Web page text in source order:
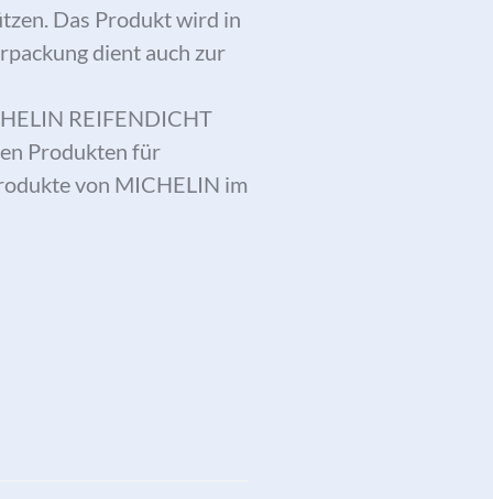
Das Produkt wird in
dient auch zur
REIFENDICHT
Produkten für
von MICHELIN im